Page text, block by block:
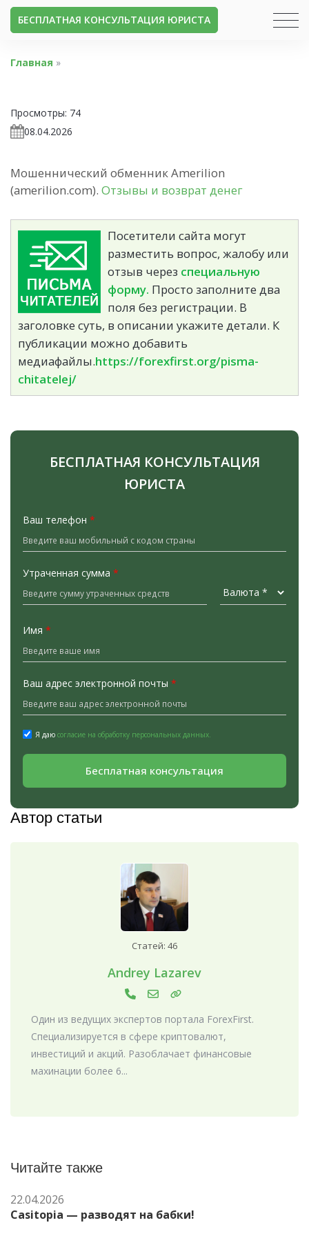
БЕСПЛАТНАЯ КОНСУЛЬТАЦИЯ ЮРИСТА
Главная »
Просмотры: 74
08.04.2026
Мошеннический обменник Amerilion
(amerilion.com). Отзывы и возврат денег
Посетители сайта могут
разместить вопрос, жалобу или
отзыв через специальную
форму. Просто заполните два
поля без регистрации. В
заголовке суть, в описании укажите детали. К
публикации можно добавить
медиафайлы.https://forexfirst.org/pisma-
chitatelej/
БЕСПЛАТНАЯ КОНСУЛЬТАЦИЯ
ЮРИСТА
Ваш телефон *
Утраченная сумма *
Имя *
Ваш адрес электронной почты *
Я даю согласие на обработку персональных данных.
Бесплатная консультация
Автор статьи
Статей: 46
Andrey Lazarev
Один из ведущих экспертов портала ForexFirst.
Специализируется в сфере криптовалют,
инвестиций и акций. Разоблачает финансовые
махинации более 6...
Читайте также
22.04.2026
Casitopia — разводят на бабки!